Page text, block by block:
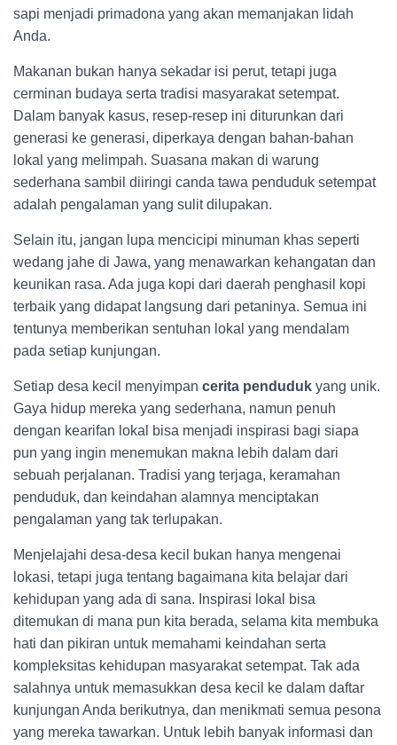
sapi menjadi primadona yang akan memanjakan lidah
Anda.
Makanan bukan hanya sekadar isi perut, tetapi juga
cerminan budaya serta tradisi masyarakat setempat.
Dalam banyak kasus, resep-resep ini diturunkan dari
generasi ke generasi, diperkaya dengan bahan-bahan
lokal yang melimpah. Suasana makan di warung
sederhana sambil diiringi canda tawa penduduk setempat
adalah pengalaman yang sulit dilupakan.
Selain itu, jangan lupa mencicipi minuman khas seperti
wedang jahe di Jawa, yang menawarkan kehangatan dan
keunikan rasa. Ada juga kopi dari daerah penghasil kopi
terbaik yang didapat langsung dari petaninya. Semua ini
tentunya memberikan sentuhan lokal yang mendalam
pada setiap kunjungan.
Setiap desa kecil menyimpan cerita penduduk yang unik.
Gaya hidup mereka yang sederhana, namun penuh
dengan kearifan lokal bisa menjadi inspirasi bagi siapa
pun yang ingin menemukan makna lebih dalam dari
sebuah perjalanan. Tradisi yang terjaga, keramahan
penduduk, dan keindahan alamnya menciptakan
pengalaman yang tak terlupakan.
Menjelajahi desa-desa kecil bukan hanya mengenai
lokasi, tetapi juga tentang bagaimana kita belajar dari
kehidupan yang ada di sana. Inspirasi lokal bisa
ditemukan di mana pun kita berada, selama kita membuka
hati dan pikiran untuk memahami keindahan serta
kompleksitas kehidupan masyarakat setempat. Tak ada
salahnya untuk memasukkan desa kecil ke dalam daftar
kunjungan Anda berikutnya, dan menikmati semua pesona
yang mereka tawarkan. Untuk lebih banyak informasi dan